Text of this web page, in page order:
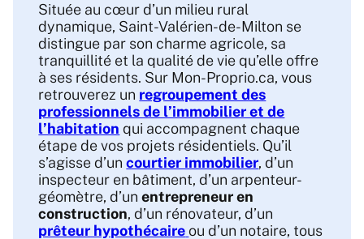
Située au cœur d’un milieu rural
dynamique, Saint-Valérien-de-Milton se
distingue par son charme agricole, sa
tranquillité et la qualité de vie qu’elle offre
à ses résidents. Sur Mon-Proprio.ca, vous
retrouverez un regroupement des
professionnels de l’immobilier et de
l’habitation qui accompagnent chaque
étape de vos projets résidentiels. Qu’il
s’agisse d’uncourtier immobilier, d’un
inspecteur en bâtiment, d’un arpenteur-
géomètre, d’unentrepreneur en
construction, d’un rénovateur, d’un
prêteur hypothécaire ou d’un notaire, tous